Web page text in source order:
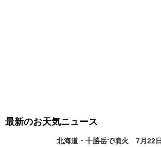
最新のお天気ニュース
北海道・十勝岳で噴火 7月22